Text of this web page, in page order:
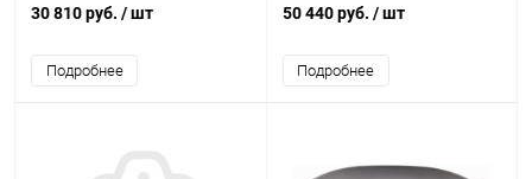
30 810 руб. / шт
Подробнее
50 440 руб. / шт
Подробнее